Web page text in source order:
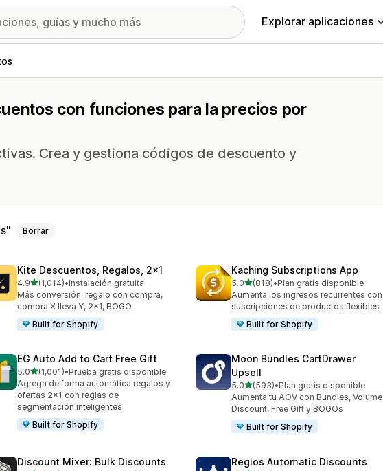
Explorar aplicaciones
con funciones para la precios por
Crea y gestiona códigos de descuento y
Borrar
Kite Descuentos, Regalos, 2x1
4.9de 5 estrellas
(1,014)
1014 reseñas en total
•Instalación gratuita
Más conversión: regalo con compra,
compra X lleva Y, 2x1, BOGO
Built for Shopify
Kaching Subscriptions App
5.0de 5 estrellas
(818)
818 reseñas en total
•Plan gratis disponible
Aumenta los ingresos recurrentes con
suscripciones de productos flexibles
Built for Shopify
EG Auto Add to Cart Free Gift
5.0de 5 estrellas
(1,001)
1001 reseñas en total
•Prueba gratis disponible
Agrega de forma automática regalos y
ofertas 2x1 con reglas de
segmentación inteligentes
Built for Shopify
Moon Bundles CartDrawer
Upsell
5.0de 5 estrellas
(593)
593 reseñas en total
•Plan gratis disponible
Aumenta tu AOV con Bundles, Volume
Discount, Free Gift y BOGOs
Built for Shopify
Discount Mixer: Bulk Discounts Regios Automatic Discounts